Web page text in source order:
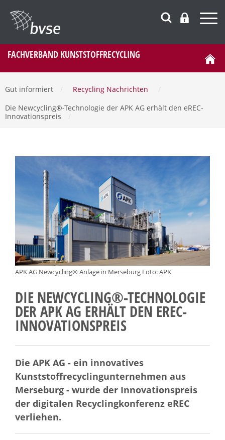
FACHVERBAND KUNSTSTOFFRECYCLING
Gut informiert Recycling Nachrichten
Die Newcycling®-Technologie der APK AG erhält den eREC-
Innovationspreis
APK AG Newcycling® Anlage in Merseburg Foto: APK
DIE NEWCYCLING®-TECHNOLOGIE
DER APK AG ERHÄLT DEN EREC-
INNOVATIONSPREIS
Die APK AG - ein innovatives
Kunststoffrecyclingunternehmen aus
Merseburg - wurde der Innovationspreis
der digitalen Recyclingkonferenz eREC
verliehen.